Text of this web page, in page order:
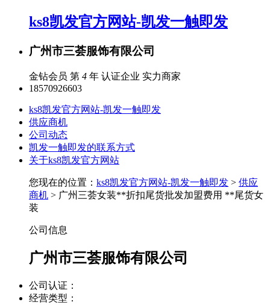
ks8凯发官方网站-凯发一触即发
广州市三荟服饰有限公司
金钻会员 第 4 年 认证企业 实力商家
18570926603
ks8凯发官方网站-凯发一触即发
供应商机
公司动态
凯发一触即发的联系方式
关于ks8凯发官方网站
您现在的位置： ks8凯发官方网站-凯发一触即发 > 供应
商机 > 广州三荟女装**折扣尾货批发加盟费用 **尾货女
装
公司信息
广州市三荟服饰有限公司
公司认证：
经营类型：